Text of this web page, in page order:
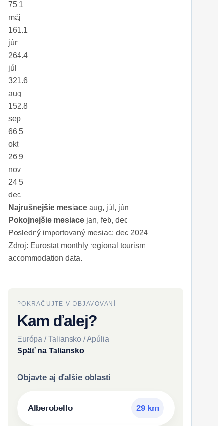
75.1
máj
161.1
jún
264.4
júl
321.6
aug
152.8
sep
66.5
okt
26.9
nov
24.5
dec
Najrušnejšie mesiace aug, júl, jún
Pokojnejšie mesiace jan, feb, dec
Posledný importovaný mesiac: dec 2024
Zdroj: Eurostat monthly regional tourism
accommodation data.
POKRAČUJTE V OBJAVOVANÍ
Kam ďalej?
Európa / Taliansko / Apúlia
Späť na Taliansko
Objavte aj ďalšie oblasti
Alberobello 29 km